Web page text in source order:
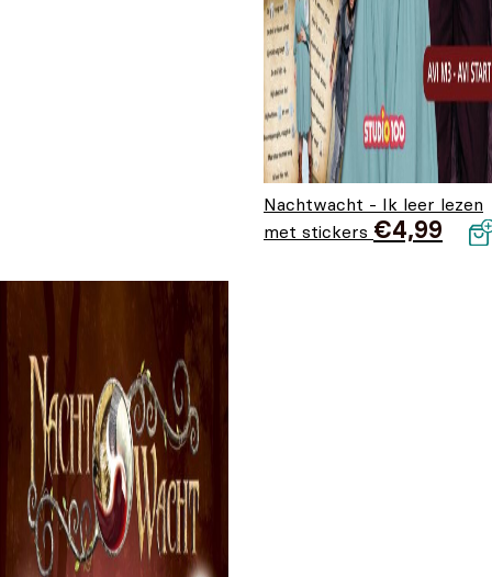
Nachtwacht - Ik leer lezen
met stickers €4,99